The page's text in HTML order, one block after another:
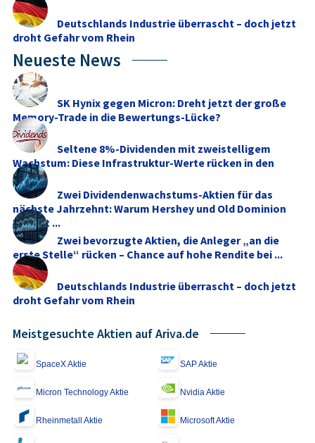
Deutschlands Industrie überrascht – doch jetzt
droht Gefahr vom Rhein
Neueste News
SK Hynix gegen Micron: Dreht jetzt der große
Memory‑Trade in die Bewertungs-Lücke?
Seltene 8%-Dividenden mit zweistelligem
Wachstum: Diese Infrastruktur-Werte rücken in den
Fokus
Zwei Dividendenwachstums-Aktien für das
nächste Jahrzehnt: Warum Hershey und Old Dominion
Freight ...
Zwei bevorzugte Aktien, die Anleger „an die
erste Stelle“ rücken – Chance auf hohe Rendite bei ...
Deutschlands Industrie überrascht – doch jetzt
droht Gefahr vom Rhein
Meistgesuchte Aktien auf Ariva.de
SpaceX Aktie SAP Aktie
Micron Technology Aktie Nvidia Aktie
Rheinmetall Aktie Microsoft Aktie